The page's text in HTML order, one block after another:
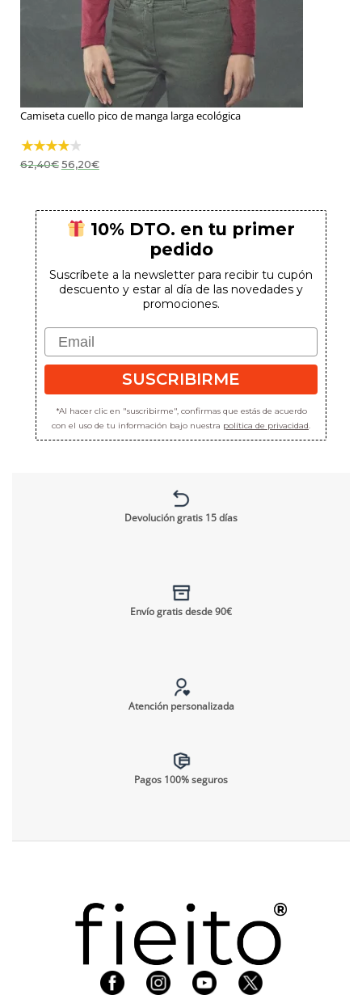
Camiseta cuello pico de manga larga ecológica
62,40€ El
precio
56,20€El
precio
10% DTO. en tu primer
pedido
Suscríbete a la newsletter para recibir tu cupón
descuento y estar al día de las novedades y
promociones.
Email
SUSCRIBIRME
*Al hacer clic en "suscribirme", confirmas que estás de acuerdo
con el uso de tu información bajo nuestra política de privacidad
Devolución gratis 15 días
Envío gratis desde 90€
Atención personalizada
Pagos 100% seguros